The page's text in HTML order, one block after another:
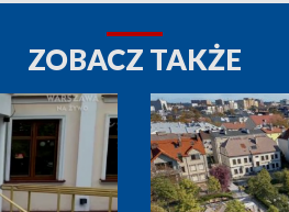
ZOBACZ TAKŻE